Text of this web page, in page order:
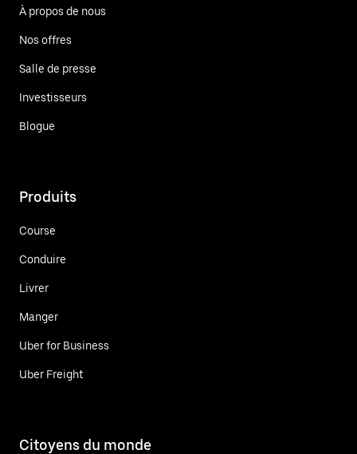
À propos de nous
Nos offres
Salle de presse
Investisseurs
Blogue
Produits
Course
Conduire
Livrer
Manger
Uber for Business
Uber Freight
Citoyens du monde